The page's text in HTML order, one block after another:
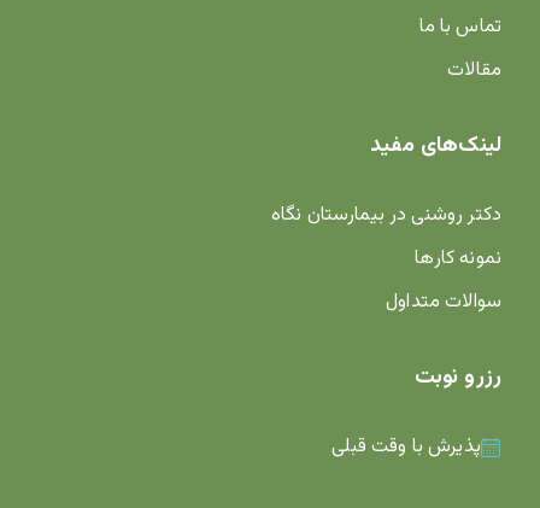
تماس با ما
مقالات
لینک‌های مفید
دکتر روشنی در بیمارستان نگاه
نمونه کارها
سوالات متداول
رزرو نوبت
پذیرش با وقت قبلی